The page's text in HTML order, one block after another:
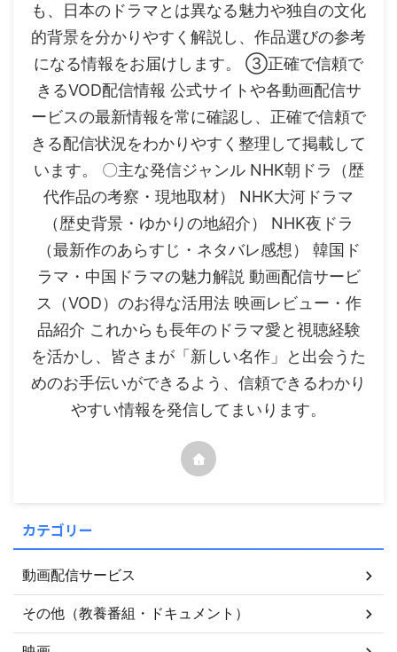
も、日本のドラマとは異なる魅力や独自の文化
的背景を分かりやすく解説し、作品選びの参考
になる情報をお届けします。 ③正確で信頼で
きるVOD配信情報 公式サイトや各動画配信サ
ービスの最新情報を常に確認し、正確で信頼で
きる配信状況をわかりやすく整理して掲載して
います。 〇主な発信ジャンル NHK朝ドラ（歴
代作品の考察・現地取材） NHK大河ドラマ
（歴史背景・ゆかりの地紹介） NHK夜ドラ
（最新作のあらすじ・ネタバレ感想） 韓国ド
ラマ・中国ドラマの魅力解説 動画配信サービ
ス（VOD）のお得な活用法 映画レビュー・作
品紹介 これからも長年のドラマ愛と視聴経験
を活かし、皆さまが「新しい名作」と出会うた
めのお手伝いができるよう、信頼できるわかり
やすい情報を発信してまいります。
カテゴリー
動画配信サービス
その他（教養番組・ドキュメント）